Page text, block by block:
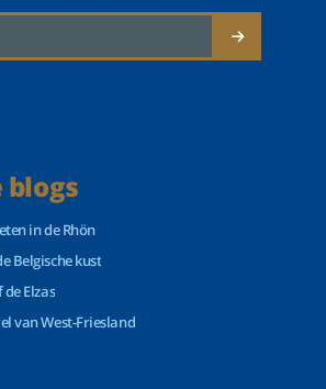
in de Rhön
Belgische kust
Elzas
van West-Friesland